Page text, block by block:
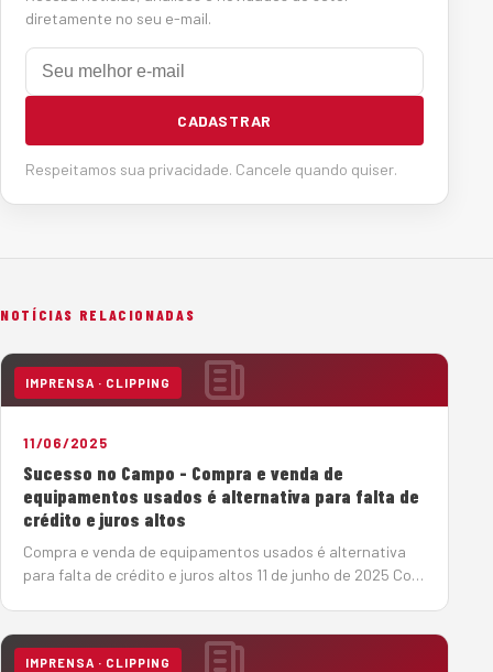
diretamente no seu e-mail.
E-mail
CADASTRAR
Respeitamos sua privacidade. Cancele quando quiser.
NOTÍCIAS RELACIONADAS
IMPRENSA · CLIPPING
11/06/2025
Sucesso no Campo - Compra e venda de
equipamentos usados é alternativa para falta de
crédito e juros altos
Compra e venda de equipamentos usados é alternativa
para falta de crédito e juros altos 11 de junho de 2025 Com
soluções de créd…
IMPRENSA · CLIPPING